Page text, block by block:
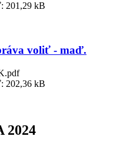
201,29 kB
voliť - maď.
202,36 kB
2024